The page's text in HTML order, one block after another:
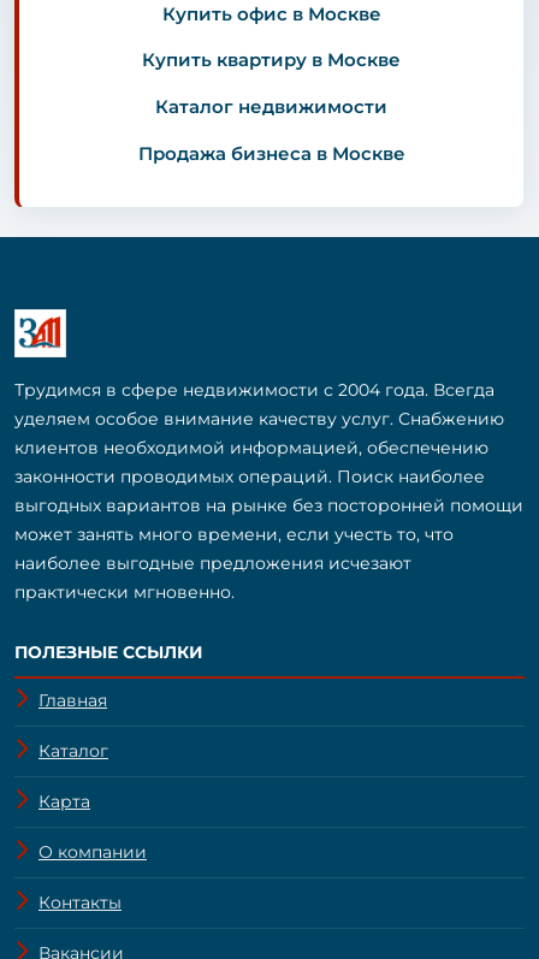
Купить офис в Москве
Купить квартиру в Москве
Каталог недвижимости
Продажа бизнеса в Москве
Трудимся в сфере недвижимости с 2004 года. Всегда
уделяем особое внимание качеству услуг. Снабжению
клиентов необходимой информацией, обеспечению
законности проводимых операций. Поиск наиболее
выгодных вариантов на рынке без посторонней помощи
может занять много времени, если учесть то, что
наиболее выгодные предложения исчезают
практически мгновенно.
ПОЛЕЗНЫЕ ССЫЛКИ
Главная
Каталог
Карта
О компании
Контакты
Вакансии